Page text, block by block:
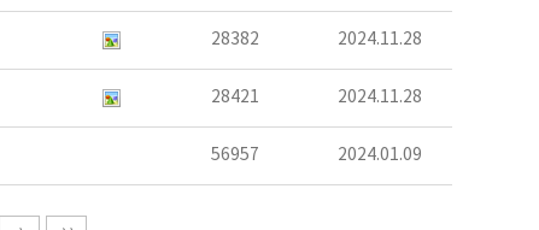
28382 2024.11.28
28421 2024.11.28
56957 2024.01.09